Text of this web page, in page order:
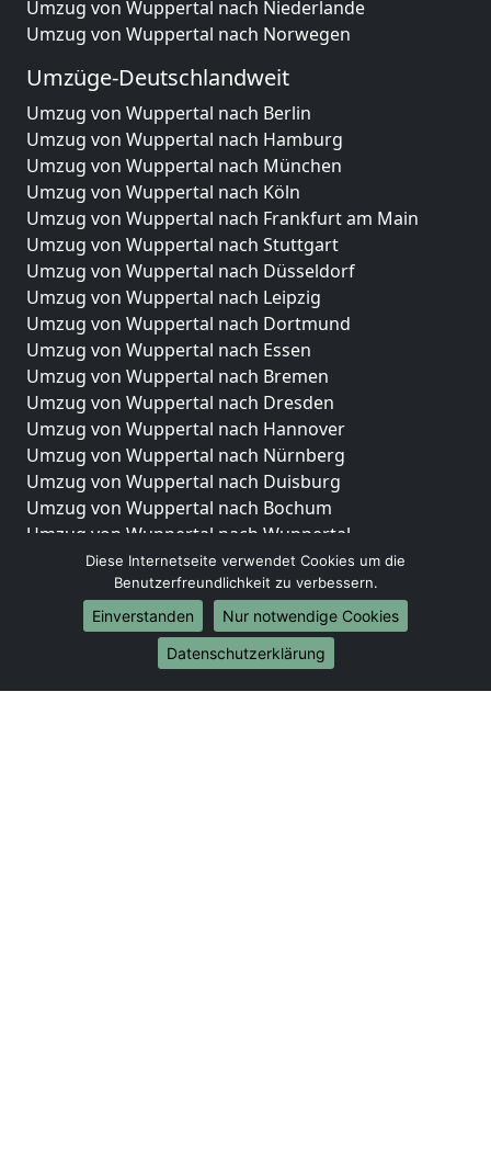
Umzug von Wuppertal nach Niederlande
Umzug von Wuppertal nach Norwegen
Umzüge-Deutschlandweit
Umzug von Wuppertal nach Berlin
Umzug von Wuppertal nach Hamburg
Umzug von Wuppertal nach München
Umzug von Wuppertal nach Köln
Umzug von Wuppertal nach Frankfurt am Main
Umzug von Wuppertal nach Stuttgart
Umzug von Wuppertal nach Düsseldorf
Umzug von Wuppertal nach Leipzig
Umzug von Wuppertal nach Dortmund
Umzug von Wuppertal nach Essen
Umzug von Wuppertal nach Bremen
Umzug von Wuppertal nach Dresden
Umzug von Wuppertal nach Hannover
Umzug von Wuppertal nach Nürnberg
Umzug von Wuppertal nach Duisburg
Umzug von Wuppertal nach Bochum
Umzug von Wuppertal nach Wuppertal
Umzug von Wuppertal nach Bielefeld
Umzug von Wuppertal nach Bonn
Umzug von Wuppertal nach Münster
Internationale-Umzüge
Umzug von Wuppertal nach Brasilien
Diese Internetseite verwendet Cookies um die
Benutzerfreundlichkeit zu verbessern.
Einverstanden
Nur notwendige Cookies
Datenschutzerklärung